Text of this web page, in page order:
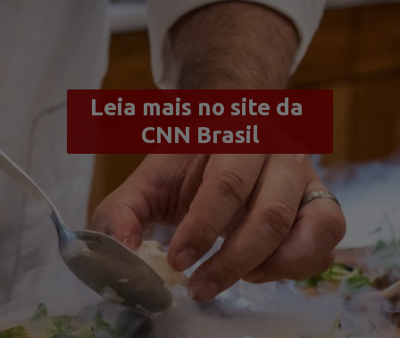
Leia mais no site da
CNN Brasil